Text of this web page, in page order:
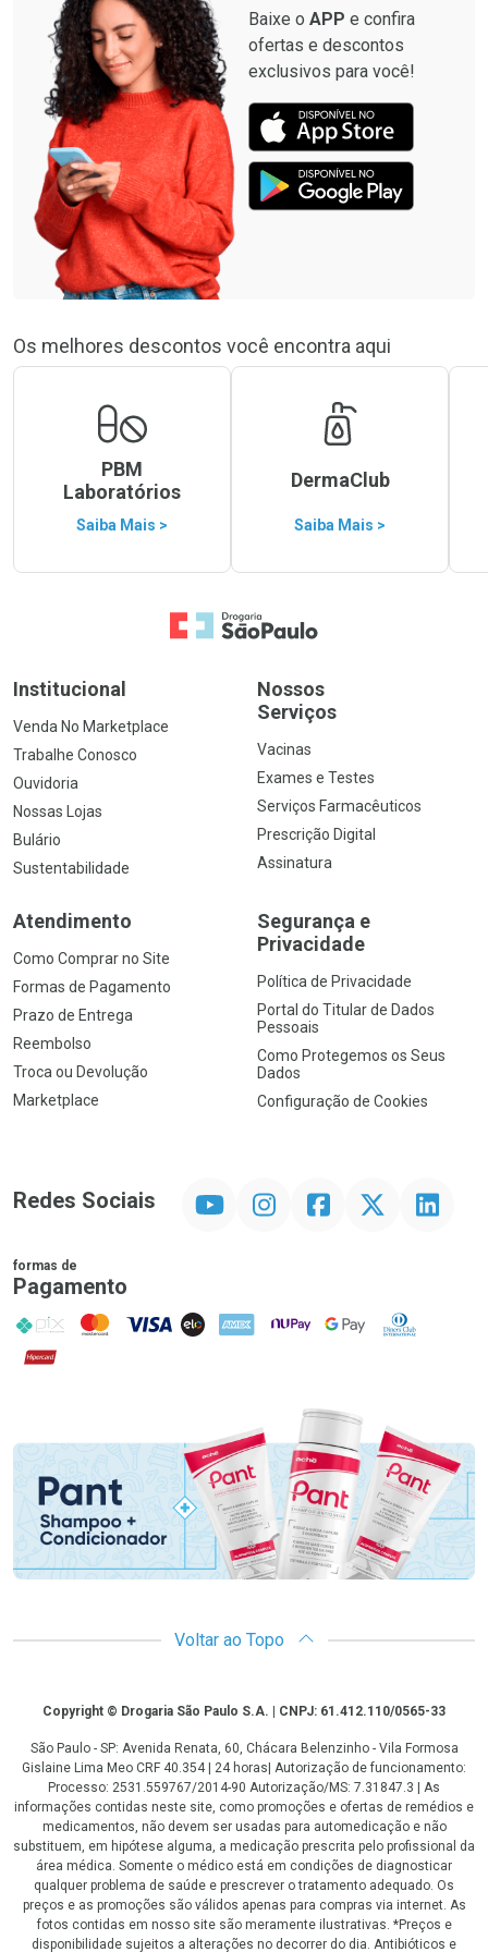
Baixe o APP e confira
ofertas e descontos
exclusivos para você!
Os melhores descontos você encontra aqui
PBM
Laboratórios
Saiba Mais >
DermaClub
Saiba Mais >
Ir para a Home
Institucional
Venda No Marketplace
Trabalhe Conosco
Ouvidoria
Nossas Lojas
Bulário
Sustentabilidade
Nossos
Serviços
Vacinas
Exames e Testes
Serviços Farmacêuticos
Prescrição Digital
Assinatura
Atendimento
Como Comprar no Site
Formas de Pagamento
Prazo de Entrega
Reembolso
Troca ou Devolução
Marketplace
Segurança e
Privacidade
Política de Privacidade
Portal do Titular de Dados
Pessoais
Como Protegemos os Seus
Dados
Configuração de Cookies
Redes Sociais InstagramFacebookTwitter Linkedin
formas de
Pagamento
PIX MasterCard
VISA ELO AMEX NuPay Google PayDiners Club
Hipercard
Promoção em Destaque
Voltar ao Topo
CopyrightCopyright © Drogaria São Paulo S.A. | CNPJ: 61.412.110/0565-33
São Paulo - SP: Avenida Renata, 60, Chácara Belenzinho - Vila Formosa
Gislaine Lima Meo CRF 40.354 | 24 horas| Autorização de funcionamento:
Processo: 2531.559767/2014-90 Autorização/MS: 7.31847.3 | As
informações contidas neste site, como promoções e ofertas de remédios e
medicamentos, não devem ser usadas para automedicação e não
substituem, em hipótese alguma, a medicação prescrita pelo profissional da
área médica. Somente o médico está em condições de diagnosticar
qualquer problema de saúde e prescrever o tratamento adequado. Os
preços e as promoções são válidos apenas para compras via internet. As
fotos contidas em nosso site são meramente ilustrativas. *Preços e
disponibilidade sujeitos a alterações no decorrer do dia. Antibióticos e